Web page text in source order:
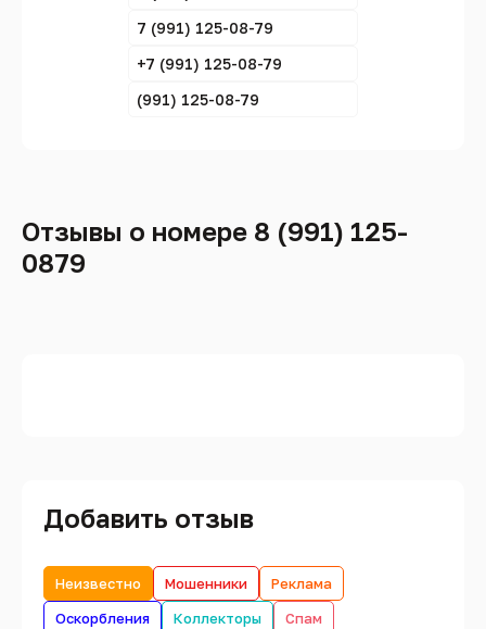
7 (991) 125-08-79
+7 (991) 125-08-79
(991) 125-08-79
Отзывы о номере 8 (991) 125-
0879
Добавить отзыв
Неизвестно Мошенники
Реклама
Оскорбления
Коллекторы
Спам